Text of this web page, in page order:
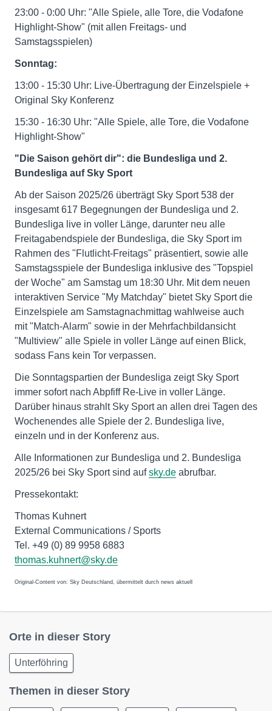
23:00 - 0:00 Uhr: "Alle Spiele, alle Tore, die Vodafone
Highlight-Show" (mit allen Freitags- und
Samstagsspielen)
Sonntag:
13:00 - 15:30 Uhr: Live-Übertragung der Einzelspiele +
Original Sky Konferenz
15:30 - 16:30 Uhr: "Alle Spiele, alle Tore, die Vodafone
Highlight-Show"
"Die Saison gehört dir": die Bundesliga und 2.
Bundesliga auf Sky Sport
Ab der Saison 2025/26 überträgt Sky Sport 538 der
insgesamt 617 Begegnungen der Bundesliga und 2.
Bundesliga live in voller Länge, darunter neu alle
Freitagabendspiele der Bundesliga, die Sky Sport im
Rahmen des "Flutlicht-Freitags" präsentiert, sowie alle
Samstagsspiele der Bundesliga inklusive des "Topspiel
der Woche" am Samstag um 18:30 Uhr. Mit dem neuen
interaktiven Service "My Matchday" bietet Sky Sport die
Einzelspiele am Samstagnachmittag wahlweise auch
mit "Match-Alarm" sowie in der Mehrfachbildansicht
"Multiview" alle Spiele in voller Länge auf einen Blick,
sodass Fans kein Tor verpassen.
Die Sonntagspartien der Bundesliga zeigt Sky Sport
immer sofort nach Abpfiff Re-Live in voller Länge.
Darüber hinaus strahlt Sky Sport an allen drei Tagen des
Wochenendes alle Spiele der 2. Bundesliga live,
einzeln und in der Konferenz aus.
Alle Informationen zur Bundesliga und 2. Bundesliga
2025/26 bei Sky Sport sind aufsky.de abrufbar.
Pressekontakt:
Thomas Kuhnert
External Communications / Sports
Tel. +49 (0) 89 9958 6883
thomas.kuhnert@sky.de
Original-Content von: Sky Deutschland, übermittelt durch news aktuell
Orte in dieser Story
Unterföhring
Themen in dieser Story